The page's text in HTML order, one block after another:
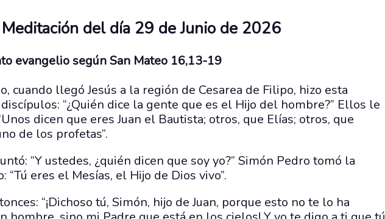
del día 29 de Junio de 2026
evangelio según San Mateo 16,13-19
cuando llegó Jesús a la región de Cesarea de Filipo, hizo esta
“¿Quién dice la gente que es el Hijo del hombre?” Ellos le
dicen que eres Juan el Bautista; otros, que Elías; otros, que
de los profetas”.
“Y ustedes, ¿quién dicen que soy yo?” Simón Pedro tomó la
“Tú eres el Mesías, el Hijo de Dios vivo”.
“¡Dichoso tú, Simón, hijo de Juan, porque esto no te lo ha